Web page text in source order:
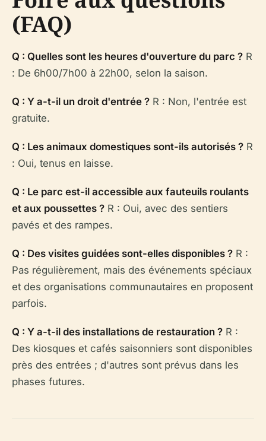
(FAQ)
Q : Quelles sont les heures d'ouverture du parc ? R
: De 6h00/7h00 à 22h00, selon la saison.
Q : Y a-t-il un droit d'entrée ? R : Non, l'entrée est
gratuite.
Q : Les animaux domestiques sont-ils autorisés ? R
: Oui, tenus en laisse.
Q : Le parc est-il accessible aux fauteuils roulants
et aux poussettes ? R : Oui, avec des sentiers
pavés et des rampes.
Q : Des visites guidées sont-elles disponibles ? R :
Pas régulièrement, mais des événements spéciaux
et des organisations communautaires en proposent
parfois.
Q : Y a-t-il des installations de restauration ? R :
Des kiosques et cafés saisonniers sont disponibles
près des entrées ; d'autres sont prévus dans les
phases futures.